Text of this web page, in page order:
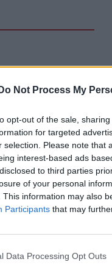
Do Not Process My
opt-out of the sale,
for targeted
selection. Please note that
interest-based ads
to third parties
of your personal
This information may also
Participants that may
Data Processing Opt Outs
Απολογείται για
ανθρωποκτονίας
συγγενής του